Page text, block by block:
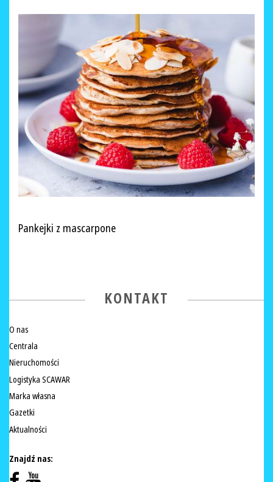
Pankejki z mascarpone
KONTAKT
O nas
Centrala
Nieruchomości
Logistyka SCAWAR
Marka własna
Gazetki
Aktualności
Znajdź nas: